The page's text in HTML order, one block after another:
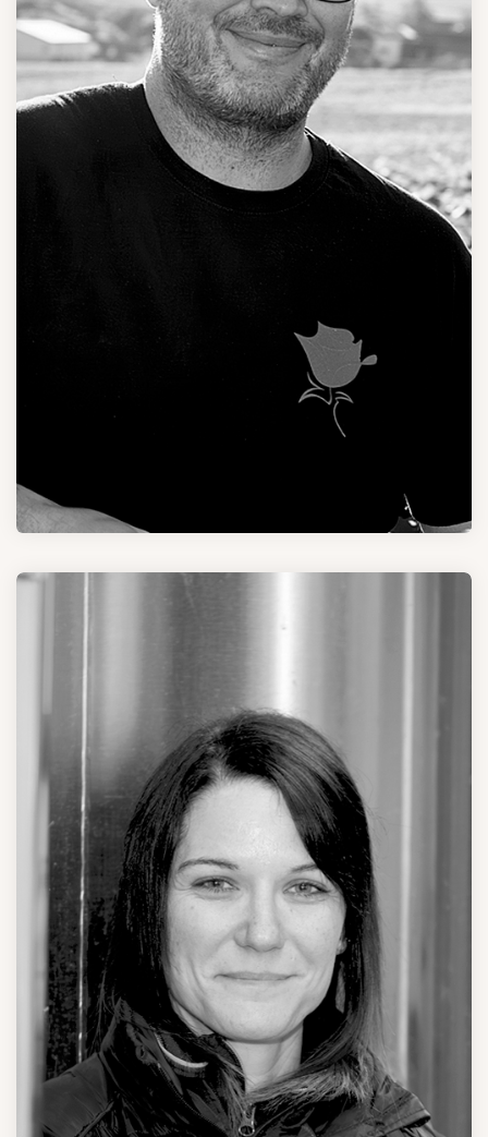
Jean-Baptiste LANGLET
Travaux du vignoble et développement des compétences en